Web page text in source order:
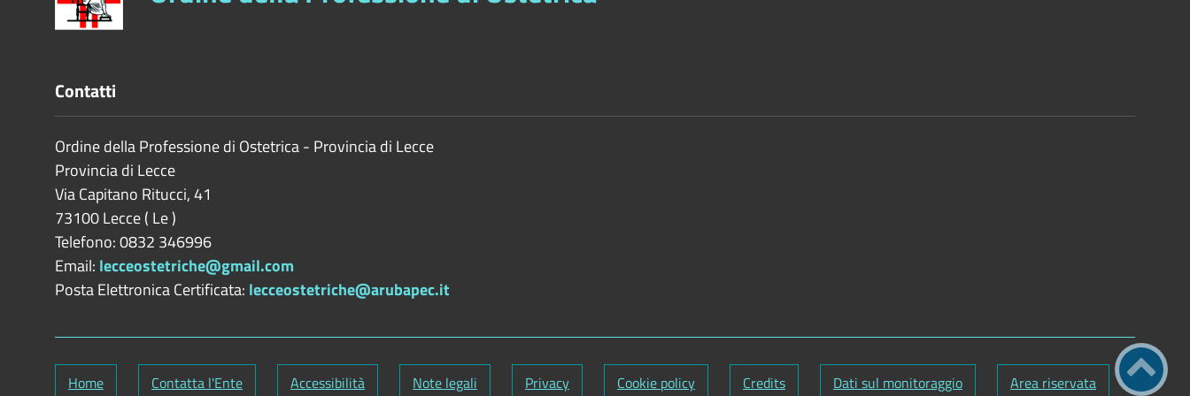
Stato
CERCA PULISCI
Contatti
Ordine della Professione di Ostetrica - Provincia di Lecce
Provincia di Lecce
Via Capitano Ritucci, 41
73100Lecce( Le)
Telefono: 0832 346996
Email: lecceostetriche@gmail.com
Posta Elettronica Certificata: lecceostetriche@arubapec.it
Home Contatta l'Ente Accessibilità Note legali Privacy Cookie policy Credits Dati sul monitoraggio Area riservata